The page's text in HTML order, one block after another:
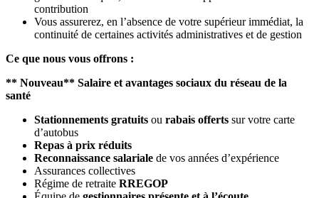
contribution
Vous assurerez, en l’absence de votre supérieur immédiat, la
continuité de certaines activités administratives et de gestion
Ce que nous vous offrons :
** Nouveau** Salaire et avantages sociaux du réseau de la
santé
Stationnements gratuits ou rabais offerts sur votre carte
d’autobus
Repas à prix réduits
Reconnaissance salariale de vos années d’expérience
Assurances collectives
Régime de retraite RREGOP